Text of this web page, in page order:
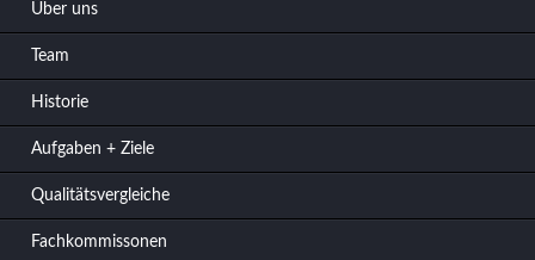
Über uns
Team
Historie
Aufgaben + Ziele
Qualitätsvergleiche
Fachkommissonen